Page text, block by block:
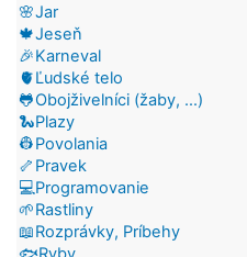
🌸Jar
🍁Jeseň
🎉Karneval
🫀Ľudské telo
🐸Obojživelníci (žaby, ...)
🐍Plazy
👷Povolania
🦴Pravek
💻Programovanie
🌱Rastliny
📖Rozprávky, Príbehy